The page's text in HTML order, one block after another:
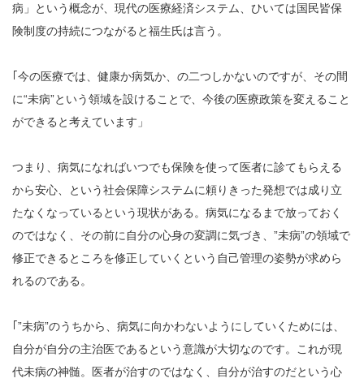
病」という概念が、現代の医療経済システム、ひいては国民皆保
険制度の持続につながると福生氏は言う。
｢今の医療では、健康か病気か、の二つしかないのですが、その間
に“未病”という領域を設けることで、今後の医療政策を変えること
ができると考えています」
つまり、病気になればいつでも保険を使って医者に診てもらえる
から安心、という社会保障システムに頼りきった発想では成り立
たなくなっているという現状がある。病気になるまで放っておく
のではなく、その前に自分の心身の変調に気づき、”未病”の領域で
修正できるところを修正していくという自己管理の姿勢が求めら
れるのである。
｢”未病”のうちから、病気に向かわないようにしていくためには、
自分が自分の主治医であるという意識が大切なのです。これが現
代未病の神髄。医者が治すのではなく、自分が治すのだという心